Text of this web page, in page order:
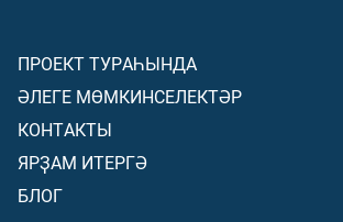
ПРОЕКТ ТУРАҺЫНДА
ӘЛЕГЕ МӨМКИНСЕЛЕКТӘР
КОНТАКТЫ
ЯРҘАМ ИТЕРГӘ
БЛОГ